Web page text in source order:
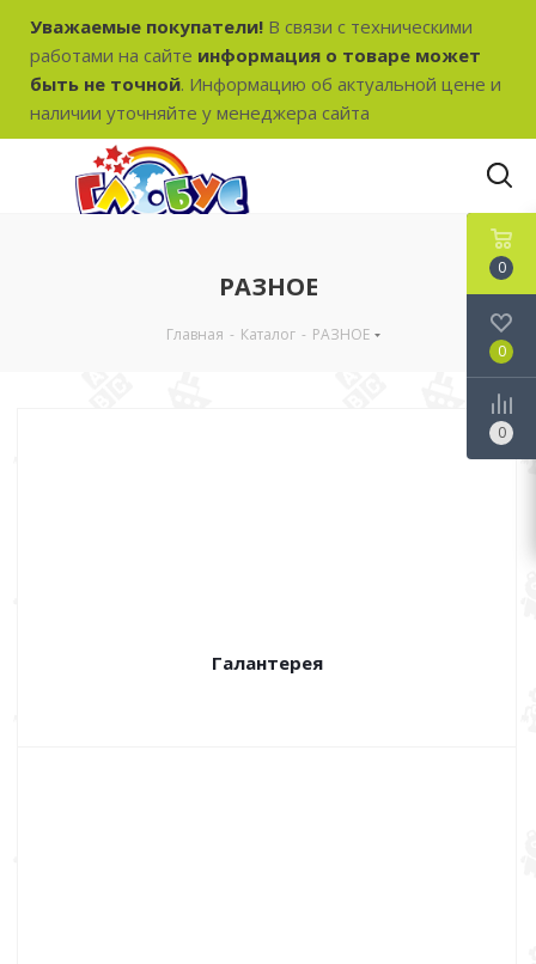
Уважаемые покупатели! В связи с техническими
работами на сайте информация о товаре может
быть не точной. Информацию об актуальной цене и
наличии уточняйте у менеджера сайта
РАЗНОЕ
Главная - Каталог - РАЗНОЕ
Галантерея
0
0
0